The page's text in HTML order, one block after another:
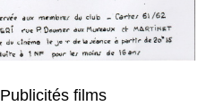
Publicités films